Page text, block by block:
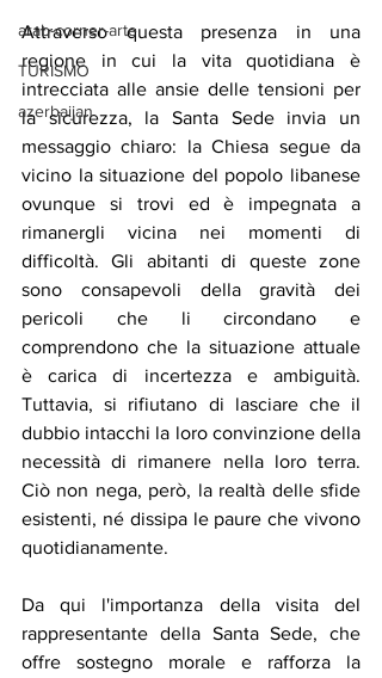
arab-corner-arte
TURISMO
azerbaijan
Attraverso questa presenza in una
regione in cui la vita quotidiana è
intrecciata alle ansie delle tensioni per
la sicurezza, la Santa Sede invia un
messaggio chiaro: la Chiesa segue da
vicino la situazione del popolo libanese
ovunque si trovi ed è impegnata a
rimanergli vicina nei momenti di
difficoltà. Gli abitanti di queste zone
sono consapevoli della gravità dei
pericoli che li circondano e
comprendono che la situazione attuale
è carica di incertezza e ambiguità.
Tuttavia, si rifiutano di lasciare che il
dubbio intacchi la loro convinzione della
necessità di rimanere nella loro terra.
Ciò non nega, però, la realtà delle sfide
esistenti, né dissipa le paure che vivono
quotidianamente.
Da qui l'importanza della visita del
rappresentante della Santa Sede, che
offre sostegno morale e rafforza la